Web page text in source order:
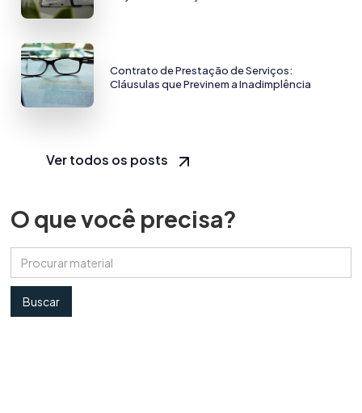
Contrato de Prestação de Serviços:
Cláusulas que Previnem a Inadimplência
Ver todos os posts
O que você precisa?